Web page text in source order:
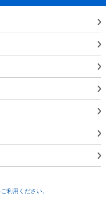
利用ください。